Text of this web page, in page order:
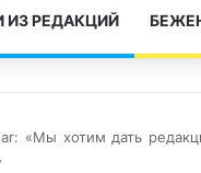
ИЗ РЕДАКЦИЙ
«Мы хотим дать